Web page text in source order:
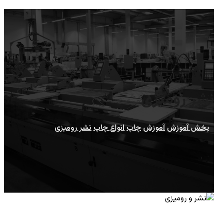
نشر رومیزی
بخش آموزش آموزش چاپانواع چاپنشر رومیزی